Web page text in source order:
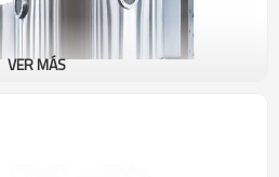
VER MÁS